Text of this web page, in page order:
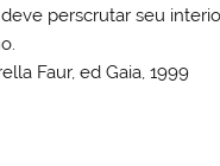
perscrutar seu
Faur, ed Gaia, 1999